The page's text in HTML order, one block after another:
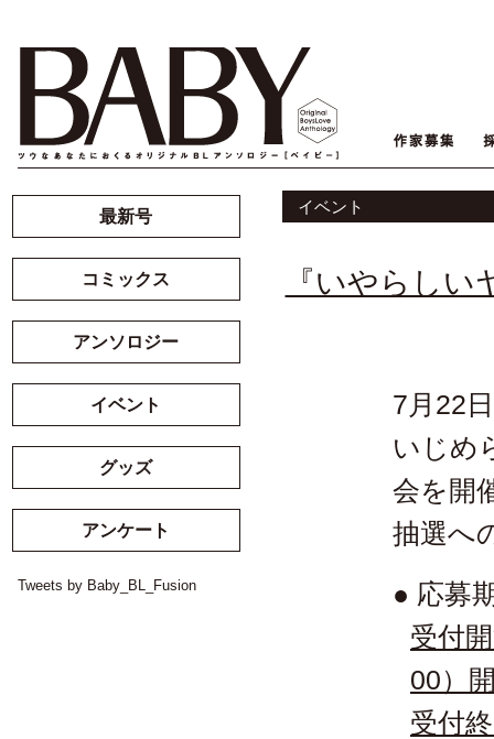
イベント
『いやらし
7月22
いじめ
会を開
抽選へ
● 応募
受付
00）
受付
最新号
コミックス
アンソロジー
イベント
グッズ
アンケート
Tweets by Baby_BL_Fusion